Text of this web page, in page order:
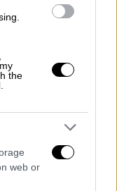
the
web or
σηκωμένες
να περάσει
είχα
στο
- σιγά. Στο
θόρυβο και
το τρένο
δεν
αν με
σημείωσε ο